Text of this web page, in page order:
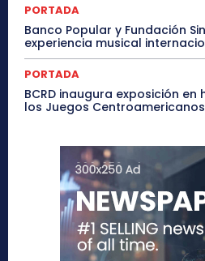
PORTADA
Banco Popular y Fundación
experiencia musical
PORTADA
BCRD inaugura exposición
los Juegos